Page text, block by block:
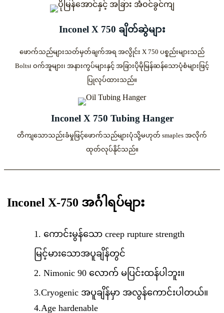
Inconel X 750 ချိတ်ဆွဲများ
ဖောက်သည်များသတ်မှတ်ချက်အရ အလွိုင်း X 750 ပစ္စည်းများသည်
Bolts၊ ဝက်အူများ၊ အနားကွပ်များနှင့် အခြားပိုမိုမြန်ဆန်သောပုံစံများဖြင့်
ပြုလုပ်ထားသည်။
Inconel X 750 Tubing Hanger
တိကျသောသည်းခံမှုဖြင့်ဖောက်သည်များပုံသို့မဟုတ် smaples အလိုက်
ထုတ်လုပ်နိုင်သည်။
Inconel X-750 အင်္ဂါရပ်များ
1. ကောင်းမွန်သော creep rupture strength
မြင့်မားသောအပူချိန်တွင်
2. Nimonic 90 လောက် မပြင်းထန်ပါဘူး။
3.Cryogenic အပူချိန်မှာ အလွန်ကောင်းပါတယ်။
4.Age hardenable